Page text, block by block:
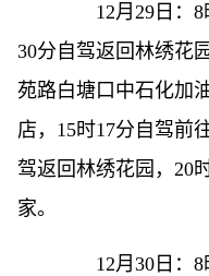
12月29日：8
30分自驾返回林绣花
苑路白塘口中石化加
店，15时17分自驾前
驾返回林绣花园，20
家。
12月30日：8